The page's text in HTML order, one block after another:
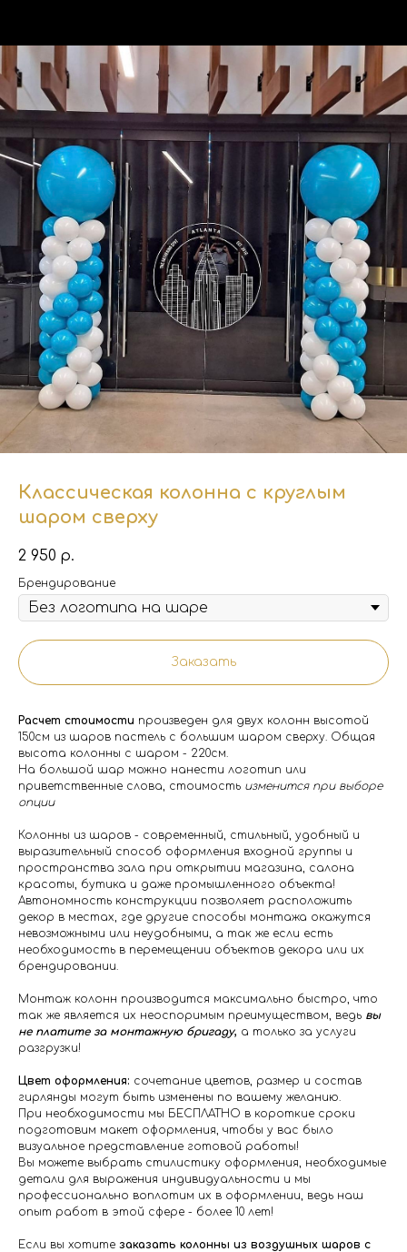
Классическая колонна с круглым
шаром сверху
2 950 р.
Брендирование
Заказать
Расчет стоимости произведен для двух колонн высотой
150см из шаров пастель с большим шаром сверху. Общая
высота колонны с шаром - 220см.
На большой шар можно нанести логотип или
приветственные слова, стоимость изменится при выборе
опции
Колонны из шаров - современный, стильный, удобный и
выразительный способ оформления входной группы и
пространства зала при открытии магазина, салона
красоты, бутика и даже промышленного объекта!
Автономность конструкции позволяет расположить
декор в местах, где другие способы монтажа окажутся
невозможными или неудобными, а так же если есть
необходимость в перемещении объектов декора или их
брендировании.
Монтаж колонн производится максимально быстро, что
так же является их неоспоримым преимуществом, ведь вы
не платите за монтажную бригаду, а только за услуги
разгрузки!
Цвет оформления: сочетание цветов, размер и состав
гирлянды могут быть изменены по вашему желанию.
При необходимости мы БЕСПЛАТНО в короткие сроки
подготовим макет оформления, чтобы у вас было
визуальное представление готовой работы!
Вы можете выбрать стилистику оформления, необходимые
детали для выражения индивидуальности и мы
профессионально воплотим их в оформлении, ведь наш
опыт работ в этой сфере - более 10 лет!
Если вы хотите заказать колонны из воздушных шаров с